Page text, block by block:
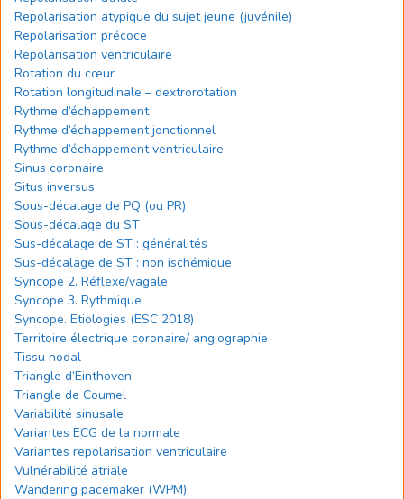
Repolarisation atypique du sujet jeune (juvénile)
Repolarisation précoce
Repolarisation ventriculaire
Rotation du cœur
Rotation longitudinale – dextrorotation
Rythme d’échappement
Rythme d’échappement jonctionnel
Rythme d’échappement ventriculaire
Sinus coronaire
Situs inversus
Sous-décalage de PQ (ou PR)
Sous-décalage du ST
Sus-décalage de ST : généralités
Sus-décalage de ST : non ischémique
Syncope 2. Réflexe/vagale
Syncope 3. Rythmique
Syncope. Etiologies (ESC 2018)
Territoire électrique coronaire/ angiographie
Tissu nodal
Triangle d’Einthoven
Triangle de Coumel
Variabilité sinusale
Variantes ECG de la normale
Variantes repolarisation ventriculaire
Vulnérabilité atriale
Wandering pacemaker (WPM)